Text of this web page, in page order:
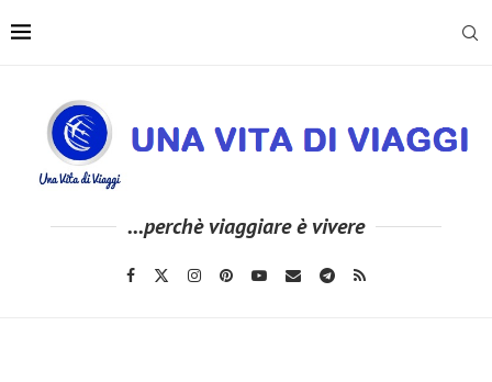
...perchè viaggiare è vivere